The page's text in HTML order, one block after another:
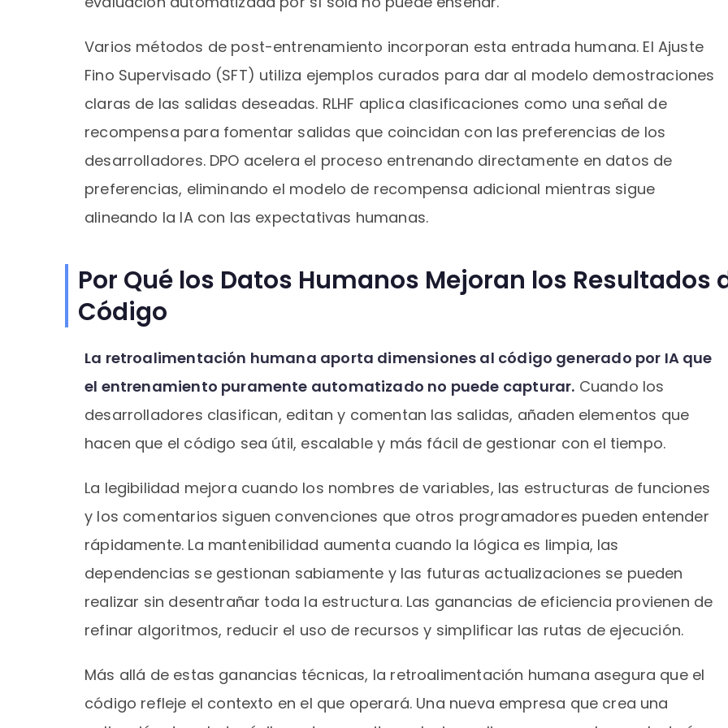
Varios métodos de post-entrenamiento incorporan esta entrada humana. El Ajuste
Fino Supervisado (SFT) utiliza ejemplos curados para dar al modelo demostraciones
claras de las salidas deseadas. RLHF aplica clasificaciones como una señal de
recompensa para fomentar salidas que coincidan con las preferencias de los
desarrolladores. DPO acelera el proceso entrenando directamente en datos de
preferencias, eliminando el modelo de recompensa adicional mientras sigue
alineando la IA con las expectativas humanas.
Por Qué los Datos Humanos Mejoran los Resultados
Código
La retroalimentación humana aporta dimensiones al código generado por IA que
el entrenamiento puramente automatizado no puede capturar. Cuando los
desarrolladores clasifican, editan y comentan las salidas, añaden elementos que
hacen que el código sea útil, escalable y más fácil de gestionar con el tiempo.
La legibilidad mejora cuando los nombres de variables, las estructuras de funciones
y los comentarios siguen convenciones que otros programadores pueden entender
rápidamente. La mantenibilidad aumenta cuando la lógica es limpia, las
dependencias se gestionan sabiamente y las futuras actualizaciones se pueden
realizar sin desentrañar toda la estructura. Las ganancias de eficiencia provienen de
refinar algoritmos, reducir el uso de recursos y simplificar las rutas de ejecución.
Más allá de estas ganancias técnicas, la retroalimentación humana asegura que el
código refleje el contexto en el que operará. Una nueva empresa que crea una